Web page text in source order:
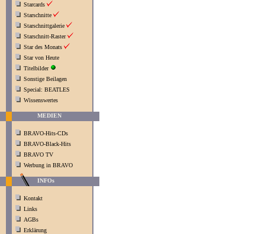
Starcards
Starschnitte
Starschnittgalerie
Starschnitt-Raster
Star des Monats
Star von Heute
Titelbilder
Sonstige Beilagen
Special: BEATLES
Wissenswertes
MEDIEN
BRAVO-Hits-CDs
BRAVO-Black-Hits
BRAVO TV
Werbung in BRAVO
INFOs
Kontakt
Links
AGBs
Erklärung